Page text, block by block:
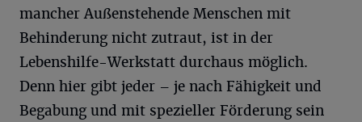
mancher Außenstehende Menschen mit
Behinderung nicht zutraut, ist in der
Lebenshilfe-Werkstatt durchaus möglich.
Denn hier gibt jeder – je nach Fähigkeit und
Begabung und mit spezieller Förderung sein